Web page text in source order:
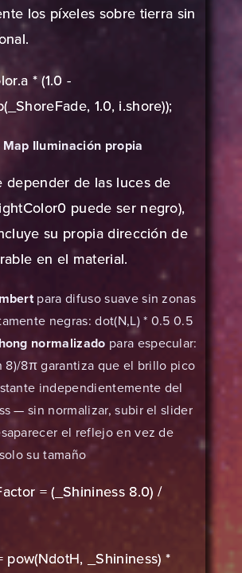
los píxeles sobre tierra sin
* (1.0 -
1.0, i.shore));
Iluminación propia
depender de las luces de
puede ser negro),
su propia dirección de
en el material.
para difuso suave sin zonas
negras: dot(N,L) * 0.5 0.5
normalizado para especular:
8)/8π garantiza que el brillo pico
independientemente del
— sin normalizar, subir el slider
el reflejo en vez de
su tamaño
= (_Shininess 8.0) /
pow(NdotH, _Shininess) *